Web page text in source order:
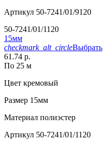
Артикул 50-7241/01/9120
50-7241/01/1120
15мм
checkmark_alt_circleВыбрать
61.74 р.
По 25 м
Цвет кремовый
Размер 15мм
Материал полиэстер
Артикул 50-7241/01/1120